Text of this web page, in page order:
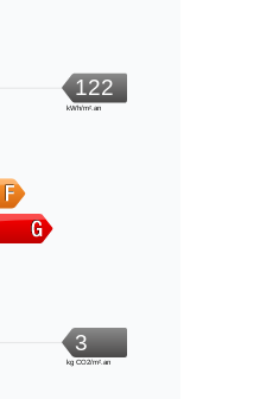
122
kWh/m².an
3
kg CO2/m².an